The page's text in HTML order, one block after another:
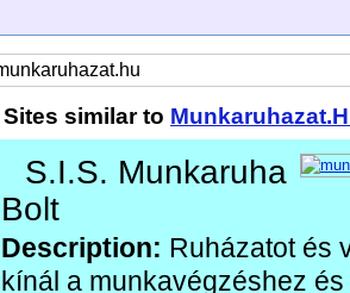
Sites similar to
S.I.S. Munkaruha
Bolt
Description: Ruházatot és
kínál a munkavégzéshez